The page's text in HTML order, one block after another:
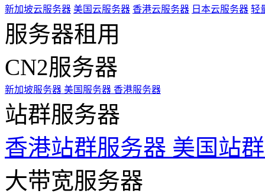
新加坡云服务器 美国云服务器 香港云服务器 日本云服务器 轻
服务器租用
CN2服务器
新加坡服务器 美国服务器 香港服务器
站群服务器
香港站群服务器 美国站
大带宽服务器